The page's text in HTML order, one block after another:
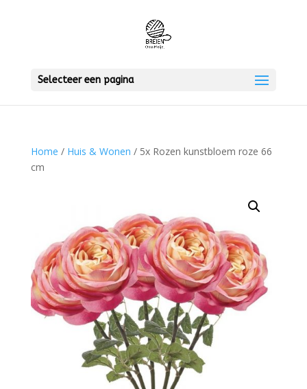
Selecteer een pagina
Home / Huis & Wonen / 5x Rozen kunstbloem roze 66
cm